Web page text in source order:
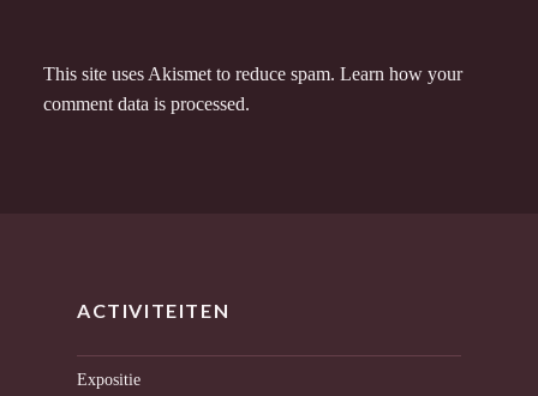
This site uses Akismet to reduce spam. Learn how your
comment data is processed.
ACTIVITEITEN
Expositie